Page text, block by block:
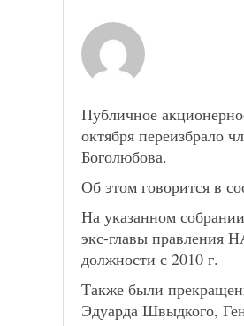
Публичное
октября переизбрало
Боголюбова.
Об этом говорится в
На указанном
экс-главы правления
должности с 2010 г.
Также были
Эдуарда Швыдкого,